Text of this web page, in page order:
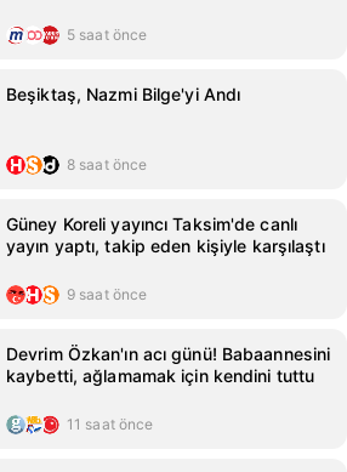
5 saat önce
Beşiktaş, Nazmi Bilge'yi Andı
8 saat önce
Güney Koreli yayıncı Taksim'de canlı
yayın yaptı, takip eden kişiyle karşılaştı
9 saat önce
Devrim Özkan'ın acı günü! Babaannesini
kaybetti, ağlamamak için kendini tuttu
11 saat önce